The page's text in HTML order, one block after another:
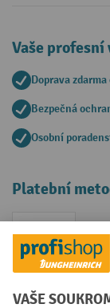
Vaše profesní
Doprava zdarma
Bezpečná
Osobní
Platební
Faktura
Sociální sítě